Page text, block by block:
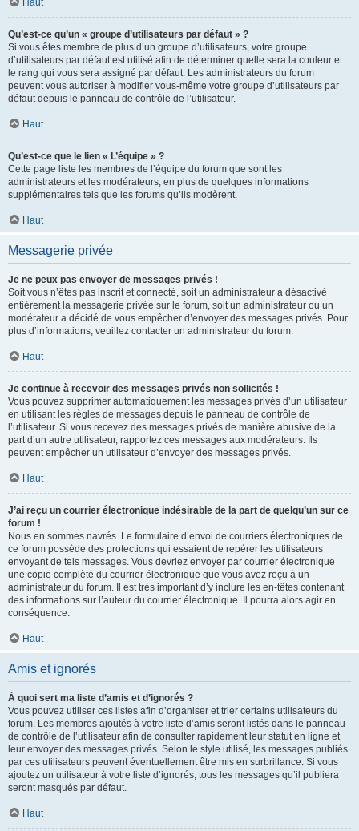
Haut
Qu’est-ce qu’un « groupe d’utilisateurs par défaut » ?
Si vous êtes membre de plus d’un groupe d’utilisateurs, votre groupe
d’utilisateurs par défaut est utilisé afin de déterminer quelle sera la couleur et
le rang qui vous sera assigné par défaut. Les administrateurs du forum
peuvent vous autoriser à modifier vous-même votre groupe d’utilisateurs par
défaut depuis le panneau de contrôle de l’utilisateur.
Haut
Qu’est-ce que le lien « L’équipe » ?
Cette page liste les membres de l’équipe du forum que sont les
administrateurs et les modérateurs, en plus de quelques informations
supplémentaires tels que les forums qu’ils modèrent.
Haut
Messagerie privée
Je ne peux pas envoyer de messages privés !
Soit vous n’êtes pas inscrit et connecté, soit un administrateur a désactivé
entièrement la messagerie privée sur le forum, soit un administrateur ou un
modérateur a décidé de vous empêcher d’envoyer des messages privés. Pour
plus d’informations, veuillez contacter un administrateur du forum.
Haut
Je continue à recevoir des messages privés non sollicités !
Vous pouvez supprimer automatiquement les messages privés d’un utilisateur
en utilisant les règles de messages depuis le panneau de contrôle de
l’utilisateur. Si vous recevez des messages privés de manière abusive de la
part d’un autre utilisateur, rapportez ces messages aux modérateurs. Ils
peuvent empêcher un utilisateur d’envoyer des messages privés.
Haut
J’ai reçu un courrier électronique indésirable de la part de quelqu’un sur ce
forum !
Nous en sommes navrés. Le formulaire d’envoi de courriers électroniques de
ce forum possède des protections qui essaient de repérer les utilisateurs
envoyant de tels messages. Vous devriez envoyer par courrier électronique
une copie complète du courrier électronique que vous avez reçu à un
administrateur du forum. Il est très important d’y inclure les en-têtes contenant
des informations sur l’auteur du courrier électronique. Il pourra alors agir en
conséquence.
Haut
Amis et ignorés
À quoi sert ma liste d’amis et d’ignorés ?
Vous pouvez utiliser ces listes afin d’organiser et trier certains utilisateurs du
forum. Les membres ajoutés à votre liste d’amis seront listés dans le panneau
de contrôle de l’utilisateur afin de consulter rapidement leur statut en ligne et
leur envoyer des messages privés. Selon le style utilisé, les messages publiés
par ces utilisateurs peuvent éventuellement être mis en surbrillance. Si vous
ajoutez un utilisateur à votre liste d’ignorés, tous les messages qu’il publiera
seront masqués par défaut.
Haut